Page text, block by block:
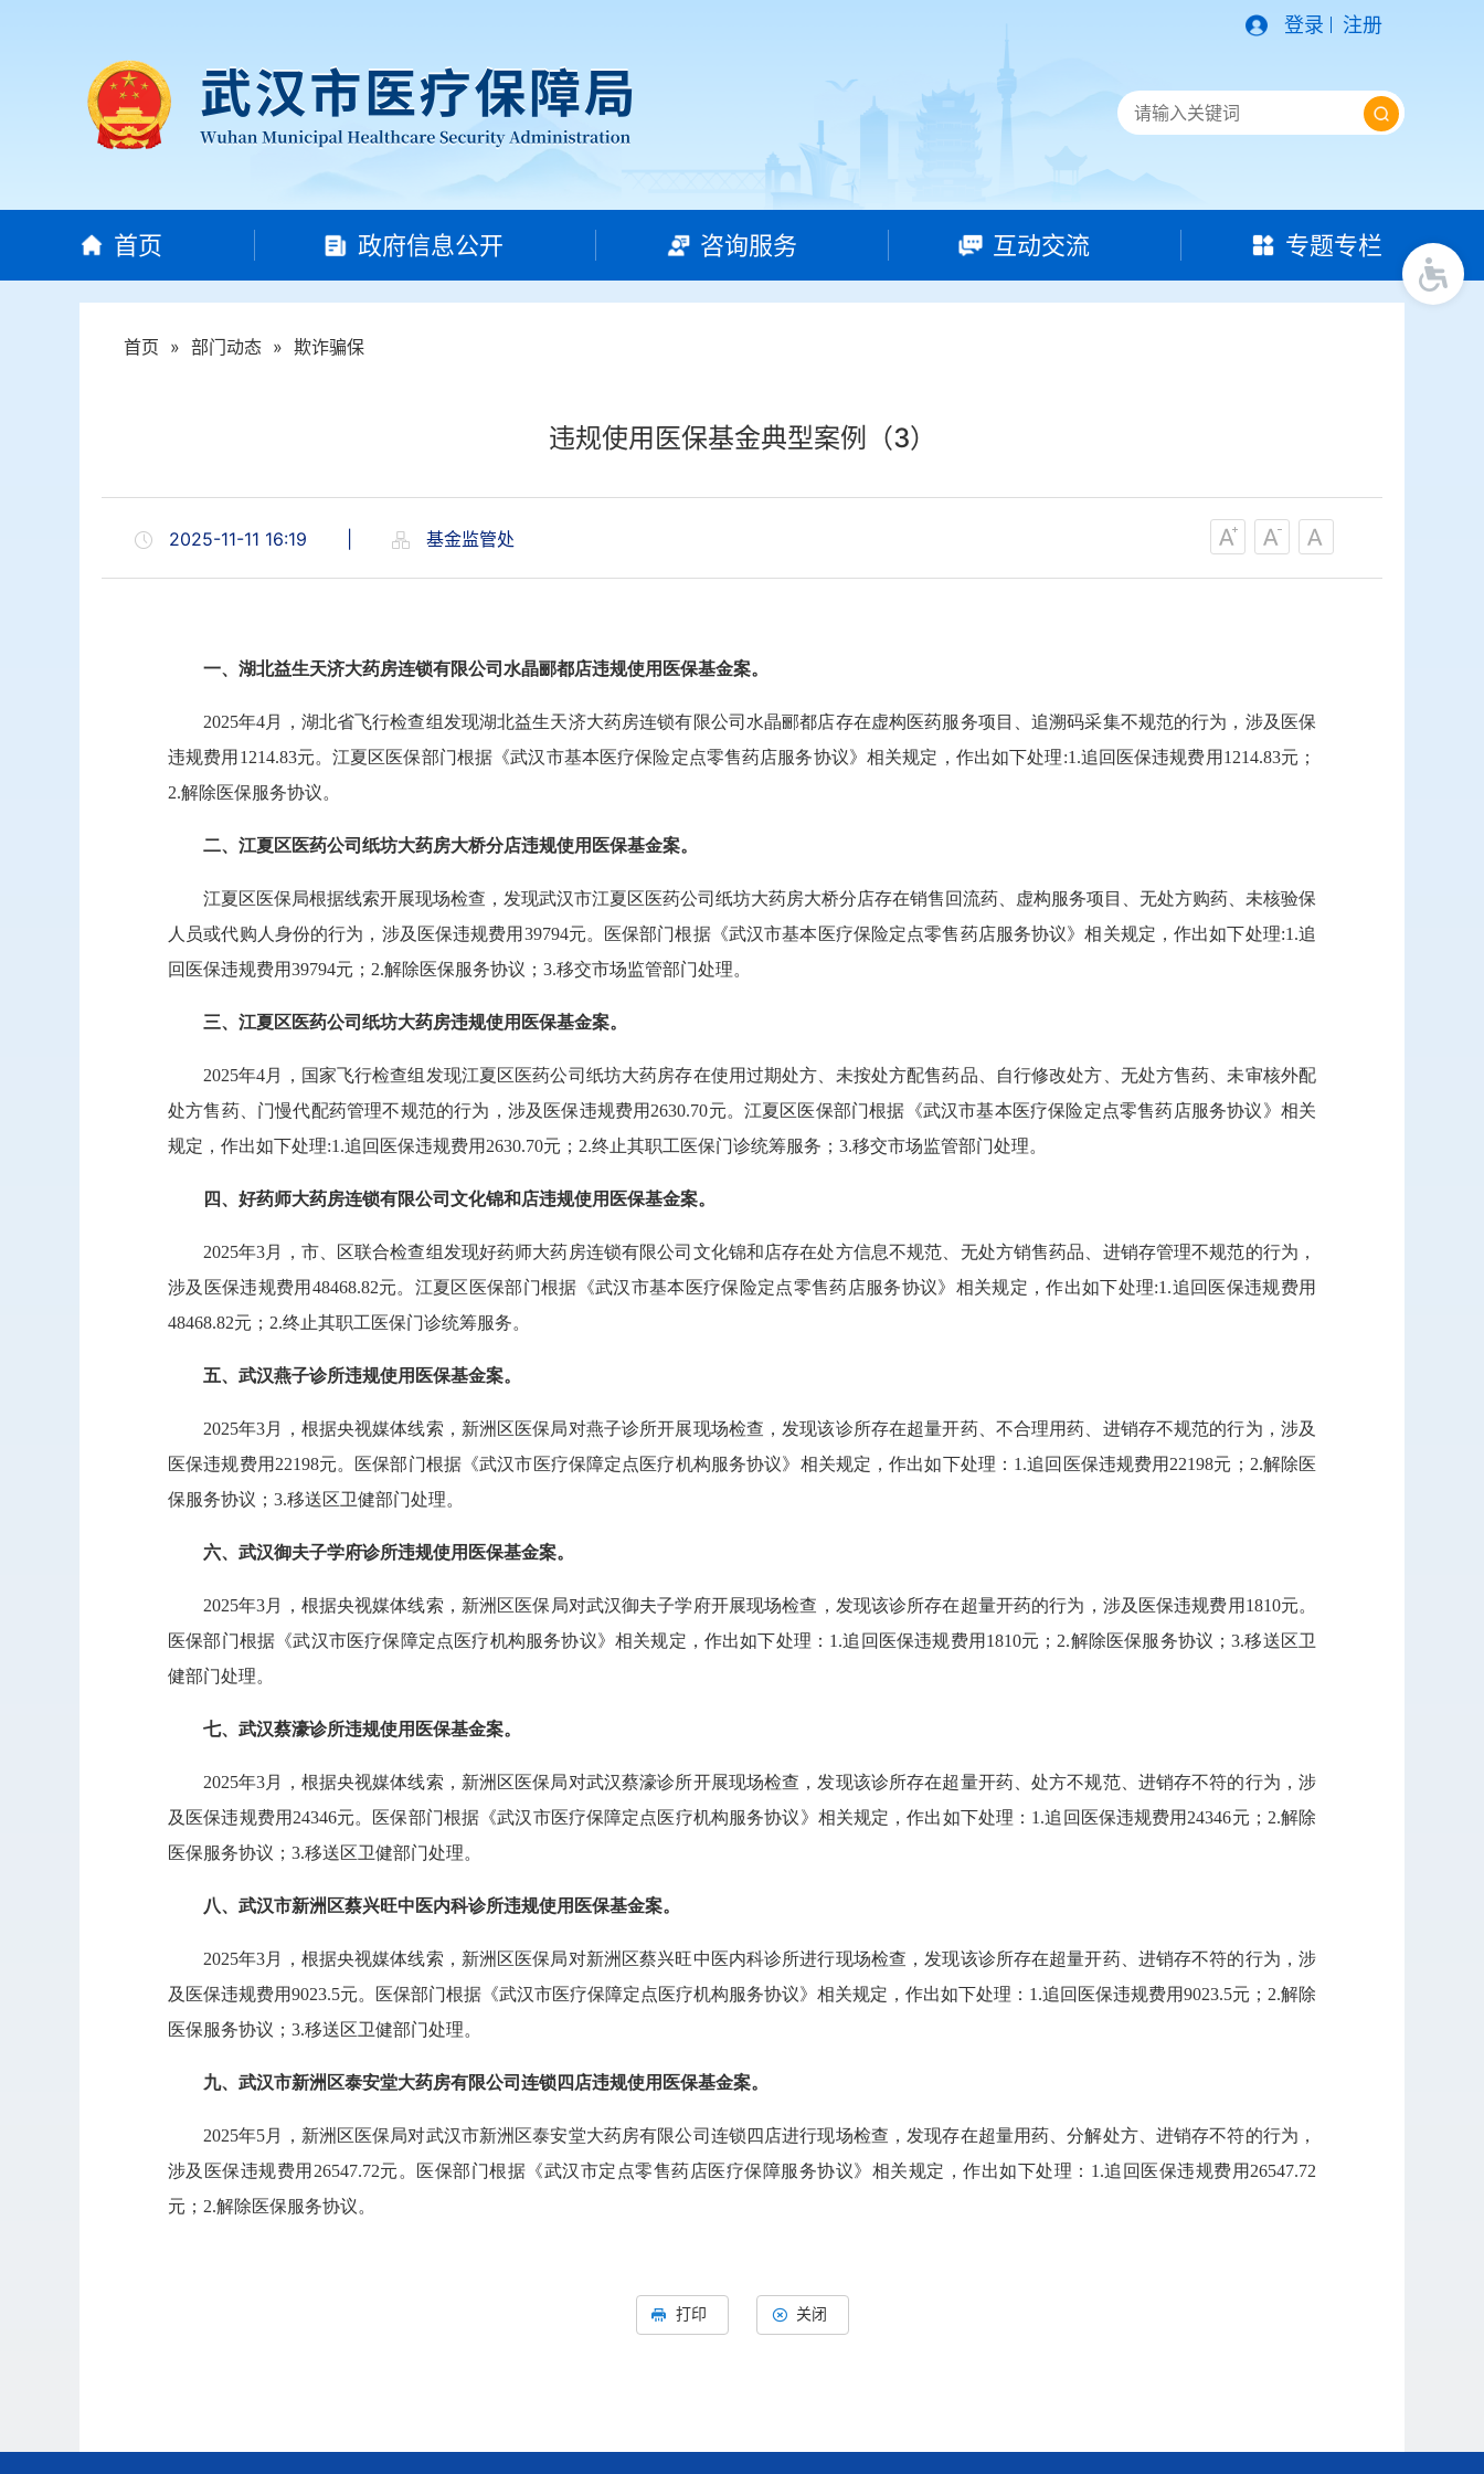
登录 注册
首页 政府信息公开 咨询服务 互动交流 专题专栏
首页 » 部门动态 » 欺诈骗保
违规使用医保基金典型案例（3）
2025-11-11 16:19 基金监管处
一、湖北益生天济大药房连锁有限公司水晶郦都店违规使用医保基金案。
2025年4月，湖北省飞行检查组发现湖北益生天济大药房连锁有限公司水晶郦都店存在虚构医药服务项目、追溯码采集不规范的行为，涉及医保
违规费用1214.83元。江夏区医保部门根据《武汉市基本医疗保险定点零售药店服务协议》相关规定，作出如下处理:1.追回医保违规费用1214.83元；
2.解除医保服务协议。
二、江夏区医药公司纸坊大药房大桥分店违规使用医保基金案。
江夏区医保局根据线索开展现场检查，发现武汉市江夏区医药公司纸坊大药房大桥分店存在销售回流药、虚构服务项目、无处方购药、未核验保
人员或代购人身份的行为，涉及医保违规费用39794元。医保部门根据《武汉市基本医疗保险定点零售药店服务协议》相关规定，作出如下处理:1.追
回医保违规费用39794元；2.解除医保服务协议；3.移交市场监管部门处理。
三、江夏区医药公司纸坊大药房违规使用医保基金案。
2025年4月，国家飞行检查组发现江夏区医药公司纸坊大药房存在使用过期处方、未按处方配售药品、自行修改处方、无处方售药、未审核外配
处方售药、门慢代配药管理不规范的行为，涉及医保违规费用2630.70元。江夏区医保部门根据《武汉市基本医疗保险定点零售药店服务协议》相关
规定，作出如下处理:1.追回医保违规费用2630.70元；2.终止其职工医保门诊统筹服务；3.移交市场监管部门处理。
四、好药师大药房连锁有限公司文化锦和店违规使用医保基金案。
2025年3月，市、区联合检查组发现好药师大药房连锁有限公司文化锦和店存在处方信息不规范、无处方销售药品、进销存管理不规范的行为，
涉及医保违规费用48468.82元。江夏区医保部门根据《武汉市基本医疗保险定点零售药店服务协议》相关规定，作出如下处理:1.追回医保违规费用
48468.82元；2.终止其职工医保门诊统筹服务。
五、武汉燕子诊所违规使用医保基金案。
2025年3月，根据央视媒体线索，新洲区医保局对燕子诊所开展现场检查，发现该诊所存在超量开药、不合理用药、进销存不规范的行为，涉及
医保违规费用22198元。医保部门根据《武汉市医疗保障定点医疗机构服务协议》相关规定，作出如下处理：1.追回医保违规费用22198元；2.解除医
保服务协议；3.移送区卫健部门处理。
六、武汉御夫子学府诊所违规使用医保基金案。
2025年3月，根据央视媒体线索，新洲区医保局对武汉御夫子学府开展现场检查，发现该诊所存在超量开药的行为，涉及医保违规费用1810元。
医保部门根据《武汉市医疗保障定点医疗机构服务协议》相关规定，作出如下处理：1.追回医保违规费用1810元；2.解除医保服务协议；3.移送区卫
健部门处理。
七、武汉蔡濠诊所违规使用医保基金案。
2025年3月，根据央视媒体线索，新洲区医保局对武汉蔡濠诊所开展现场检查，发现该诊所存在超量开药、处方不规范、进销存不符的行为，涉
及医保违规费用24346元。医保部门根据《武汉市医疗保障定点医疗机构服务协议》相关规定，作出如下处理：1.追回医保违规费用24346元；2.解除
医保服务协议；3.移送区卫健部门处理。
八、武汉市新洲区蔡兴旺中医内科诊所违规使用医保基金案。
2025年3月，根据央视媒体线索，新洲区医保局对新洲区蔡兴旺中医内科诊所进行现场检查，发现该诊所存在超量开药、进销存不符的行为，涉
及医保违规费用9023.5元。医保部门根据《武汉市医疗保障定点医疗机构服务协议》相关规定，作出如下处理：1.追回医保违规费用9023.5元；2.解除
医保服务协议；3.移送区卫健部门处理。
九、武汉市新洲区泰安堂大药房有限公司连锁四店违规使用医保基金案。
2025年5月，新洲区医保局对武汉市新洲区泰安堂大药房有限公司连锁四店进行现场检查，发现存在超量用药、分解处方、进销存不符的行为，
涉及医保违规费用26547.72元。医保部门根据《武汉市定点零售药店医疗保障服务协议》相关规定，作出如下处理：1.追回医保违规费用26547.72
元；2.解除医保服务协议。
打印 关闭